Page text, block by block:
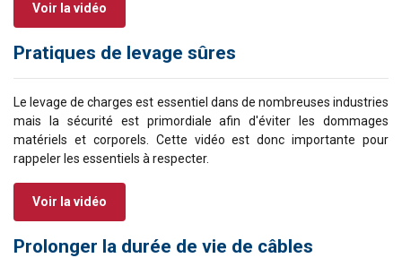
Voir la vidéo
Pratiques de levage sûres
Le levage de charges est essentiel dans de nombreuses industries
mais la sécurité est primordiale afin d'éviter les dommages
matériels et corporels. Cette vidéo est donc importante pour
rappeler les essentiels à respecter.
Voir la vidéo
Prolonger la durée de vie de câbles